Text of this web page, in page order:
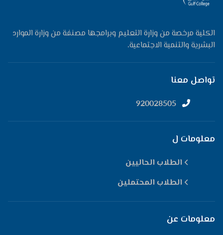
الكلية مرخصة من وزارة التعليم وبرامجها مصنفة من وزارة الموارد
البشرية والتنمية الاجتماعية.
تواصل معنا
920028505
معلومات ل
الطلاب الحاليين
الطلاب المحتملين
معلومات عن